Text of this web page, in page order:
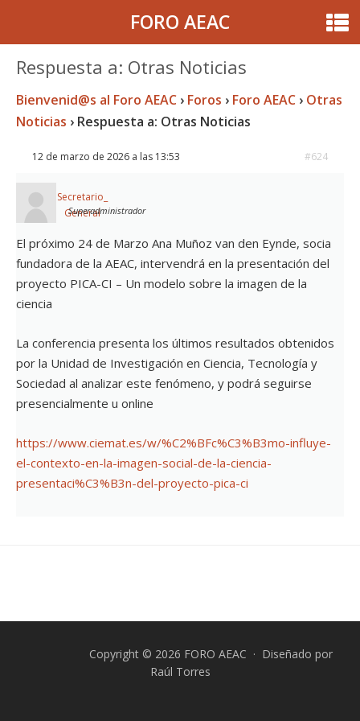
FORO AEAC
Respuesta a: Otras Noticias
Bienvenid@s al Foro AEAC › Foros › Foro AEAC › Otras
Noticias › Respuesta a: Otras Noticias
12 de marzo de 2026 a las 13:53 #624
Secretario_
General
Superadministrador
El próximo 24 de Marzo Ana Muñoz van den Eynde, socia
fundadora de la AEAC, intervendrá en la presentación del
proyecto PICA-CI – Un modelo sobre la imagen de la
ciencia
La conferencia presenta los últimos resultados obtenidos
por la Unidad de Investigación en Ciencia, Tecnología y
Sociedad al analizar este fenómeno, y podrá seguirse
presencialmente u online
https://www.ciemat.es/w/%C2%BFc%C3%B3mo-influye-
el-contexto-en-la-imagen-social-de-la-ciencia-
presentaci%C3%B3n-del-proyecto-pica-ci
Copyright © 2026 FORO AEAC · Diseñado por
Raúl Torres